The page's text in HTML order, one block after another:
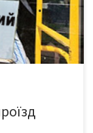
платити за
фінансувати